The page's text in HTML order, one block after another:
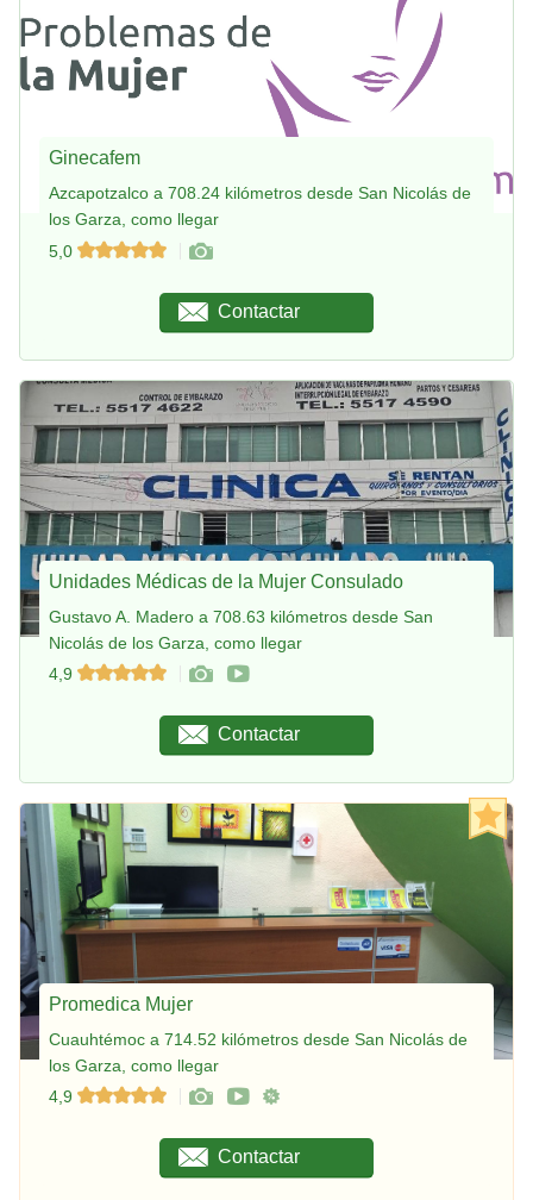
Ginecafem
Azcapotzalco a 708.24 kilómetros desde San Nicolás de
los Garza, como llegar
5,0
Contactar
Unidades Médicas de la Mujer Consulado
Gustavo A. Madero a 708.63 kilómetros desde San
Nicolás de los Garza, como llegar
4,9
Contactar
Promedica Mujer
Cuauhtémoc a 714.52 kilómetros desde San Nicolás de
los Garza, como llegar
4,9
Contactar